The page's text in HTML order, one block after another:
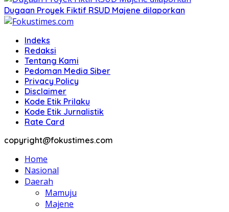
Dugaan Proyek Fiktif RSUD Majene dilaporkan
Indeks
Redaksi
Tentang Kami
Pedoman Media Siber
Privacy Policy
Disclaimer
Kode Etik Prilaku
Kode Etik Jurnalistik
Rate Card
copyright@fokustimes.com
Home
Nasional
Daerah
Mamuju
Majene